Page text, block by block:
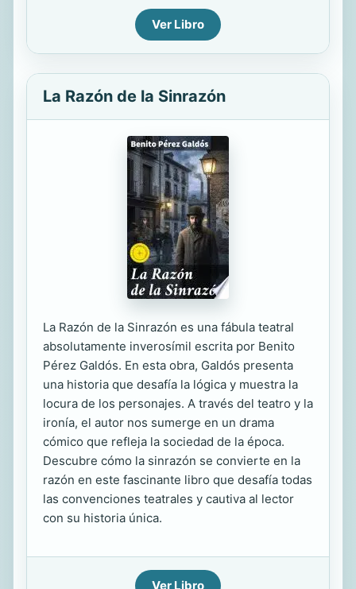
Ver Libro
La Razón de la Sinrazón
La Razón de la Sinrazón es una fábula teatral
absolutamente inverosímil escrita por Benito
Pérez Galdós. En esta obra, Galdós presenta
una historia que desafía la lógica y muestra la
locura de los personajes. A través del teatro y la
ironía, el autor nos sumerge en un drama
cómico que refleja la sociedad de la época.
Descubre cómo la sinrazón se convierte en la
razón en este fascinante libro que desafía todas
las convenciones teatrales y cautiva al lector
con su historia única.
Ver Libro